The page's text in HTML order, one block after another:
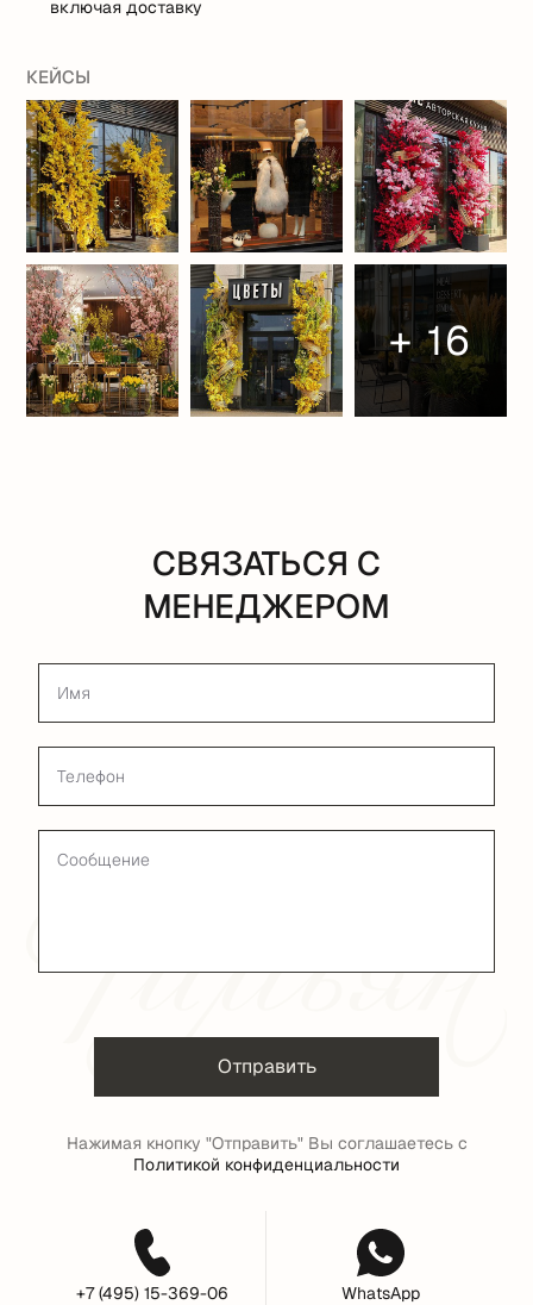
включая доставку
КЕЙСЫ
+ 16
СВЯЗАТЬСЯ С
МЕНЕДЖЕРОМ
Отправить
Нажимая кнопку "Отправить" Вы соглашаетесь с
Политикой конфиденциальности
+7 (495) 15-369-06 WhatsApp